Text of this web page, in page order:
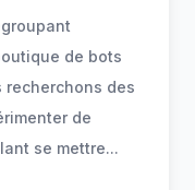
de bots
des
de
se mettre...